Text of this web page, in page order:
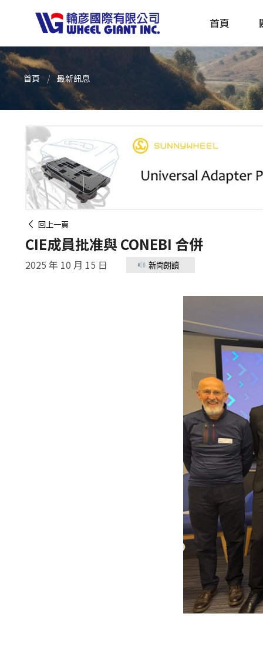
首頁
產品採購指南 TBS
首頁 最新訊息
回上一頁
CIE成員批准與 CONEBI 合併
2025 年 10 月 15 日 新聞朗讀